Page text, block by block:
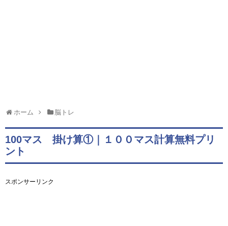
ホーム 脳トレ
100マス 掛け算①｜１００マス計算無料プリ
ント
スポンサーリンク